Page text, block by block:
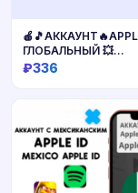
Купить
ГЛОБАЛЬНЫЙ 💥
MUSIC2/3МЕСЯЦА
₽336